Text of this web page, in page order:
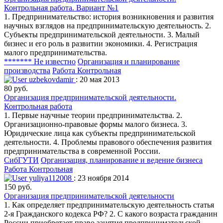
Контрольная работа. Вариант №1
1. Предпринимательство: история возникновения и развития
научных взглядов на предпринимательскую деятельность. 2.
Субъекты предпринимательской деятельности. 3. Малый
бизнес и его роль в развитии экономики. 4. Регистрация
малого предпринимательства.
******* Не известно Организация и планирование
производства Работа Контрольная
uzbekovdamir : 20 мая 2013
80 руб.
Организация предпринимательской деятельности.
Контрольная работа
1. Первые научные теории предпринимательства. 2.
Организационно-правовые формы малого бизнеса. 3.
Юридические лица как субъекты предпринимательской
деятельности. 4. Проблемы правового обеспечения развития
предпринимательства в современной России.
СибГУТИ Организация, планирование и ведение бизнеса
Работа Контрольная
yuliya112008 : 23 ноября 2014
150 руб.
Организация предпринимательской деятельности
1. Как определяет предпринимательскую деятельность статья
2-я Гражданского кодекса РФ? 2. С какого возраста гражданин